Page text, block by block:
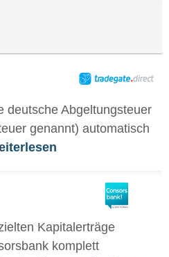
deutsche Abgeltungsteuer
genannt) automatisch
Kapitalerträge
komplett